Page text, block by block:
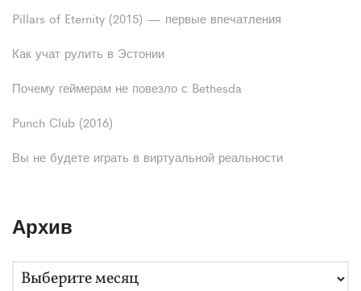
Pillars of Eternity (2015) — первые впечатления
Как учат рулить в Эстонии
Почему геймерам не повезло с Bethesda
Punch Club (2016)
Вы не будете играть в виртуальной реальности
Архив
А